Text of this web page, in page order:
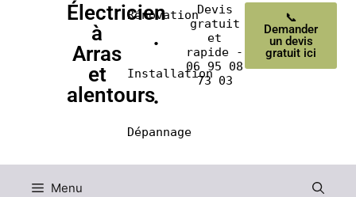
Électricien
à
Arras
et
alentours
Rénovation
•
Installation
•
Dépannage
Devis
gratuit
et
rapide -
06 95 08
73 03
📞
Demander
un devis
gratuit ici
Menu